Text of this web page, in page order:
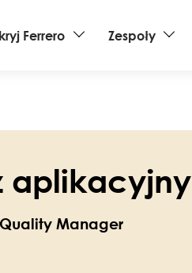
Ferrero Zespoły
aplikacyjny
Manager